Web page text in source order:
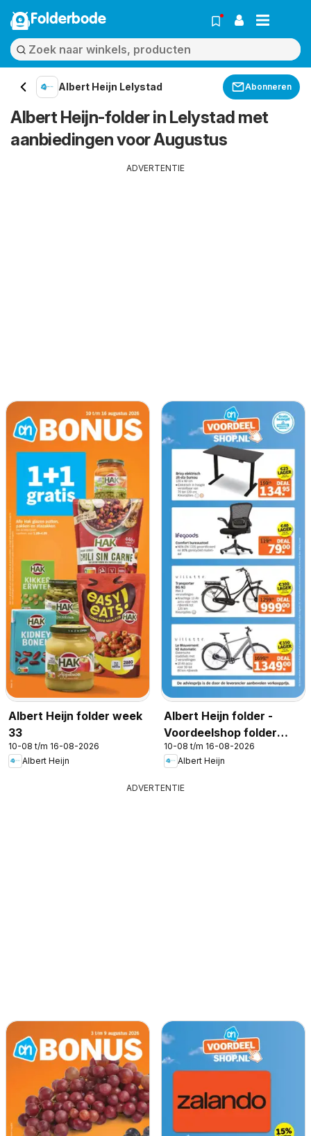
Folderbode
Albert Heijn Lelystad Abonneren
Albert Heijn-folder in Lelystad met
aanbiedingen voor Augustus
ADVERTENTIE
Albert Heijn folder week
33
10-08 t/m 16-08-2026
Albert Heijn
Albert Heijn folder -
Voordeelshop folder
week 33
10-08 t/m 16-08-2026
Albert Heijn
ADVERTENTIE